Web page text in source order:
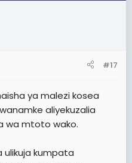
#17
ya malezi kosea
aliyekuzalia
wa mtoto wako.
ulikuja kumpata